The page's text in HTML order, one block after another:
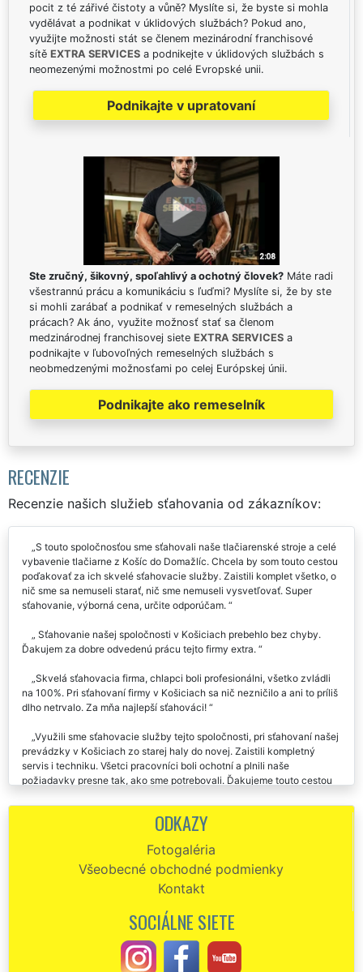
pocit z té zářivé čistoty a vůně? Myslíte si, že byste si mohla
vydělávat a podnikat v úklidových službách? Pokud ano,
využijte možnosti stát se členem mezinárodní franchisové
sítě EXTRA SERVICES a podnikejte v úklidových službách s
neomezenými možnostmi po celé Evropské unii.
Podnikajte v upratovaní
Ste zručný, šikovný, spoľahlivý a ochotný človek? Máte radi
všestrannú prácu a komunikáciu s ľuďmi? Myslíte si, že by ste
si mohli zarábať a podnikať v remeselných službách a
prácach? Ak áno, využite možnosť stať sa členom
medzinárodnej franchisovej siete EXTRA SERVICES a
podnikajte v ľubovoľných remeselných službách s
neobmedzenými možnosťami po celej Európskej únii.
Podnikajte ako remeselník
RECENZIE
Recenzie našich služieb sťahovania od zákazníkov:
S touto spoločnosťou sme sťahovali naše tlačiarenské stroje a celé
vybavenie tlačiarne z Košíc do Domažlíc. Chcela by som touto cestou
poďakovať za ich skvelé sťahovacie služby. Zaistili komplet všetko, o
nič sme sa nemuseli starať, nič sme nemuseli vysvetľovať. Super
sťahovanie, výborná cena, určite odporúčam.
Sťahovanie našej spoločnosti v Košiciach prebehlo bez chyby.
Ďakujem za dobre odvedenú prácu tejto firmy extra.
Skvelá sťahovacia firma, chlapci boli profesionálni, všetko zvládli
na 100%. Pri sťahovaní firmy v Košiciach sa nič nezničilo a ani to príliš
dlho netrvalo. Za mňa najlepší sťahováci!
Využili sme sťahovacie služby tejto spoločnosti, pri sťahovaní našej
prevádzky v Košiciach zo starej haly do novej. Zaistili kompletný
servis i techniku. Všetci pracovníci boli ochotní a plnili naše
požiadavky presne tak, ako sme potrebovali. Ďakujeme touto cestou
Špičkový sťahovací servis, odporúčam. Sťahovanie našej firmy v
Sedela dohodnutá doba sťahovania i cena.
Dobrý deň. Chcela by som touto cestou poďakovať spoločnosti
EXTRA SŤAHOVANIE za sťahovanie nášho penziónu z Košíc. So
službami sťahovania sme boli veľmi, ale veľmi spokojní. Sťahovanie
trvalo celkovo dva dni. Chalani nám všetko vybavenie izieb rozobrali,
zabalili a presťahovali. Na mieste zase všetko zložili, rozhodili
a rozmiestnili tak, ako sme potrebovali. Cena sedela presne ako sme
ODKAZY
Fotogaléria
Všeobecné obchodné podmienky
Kontakt
SOCIÁLNE SIETE